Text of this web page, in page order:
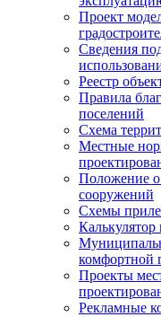
Проект
Сведения
Реестр
Правила
поселений
Схема
Местные
Положение о
сооружений
Схемы
Калькулятор
комфортной
Проекты
Рекламные